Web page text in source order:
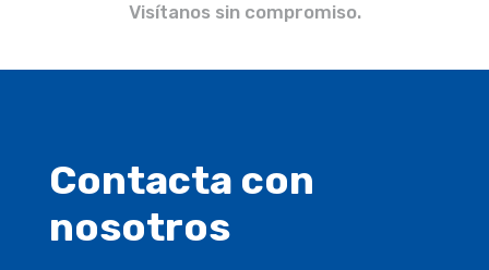
Visítanos sin compromiso.
Contacta con
nosotros